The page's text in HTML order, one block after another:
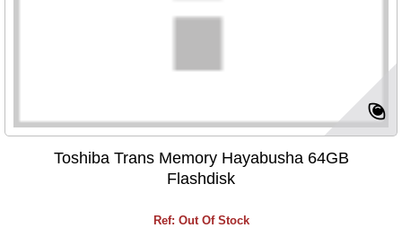
Toshiba Trans Memory Hayabusha 64GB
Flashdisk
Ref: Out Of Stock